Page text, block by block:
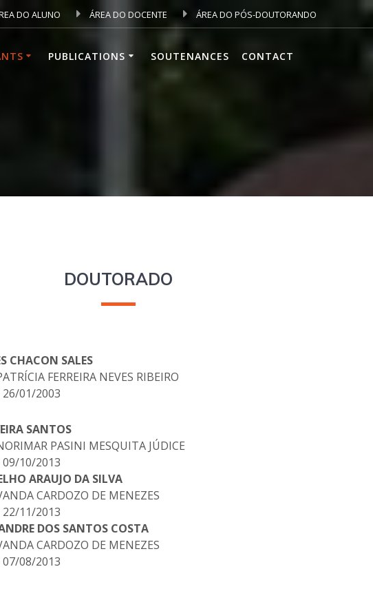
DO ALUNO ÁREA DO DOCENTE ÁREA DO PÓS-DOUTORANDO
PUBLICATIONS SOUTENANCES CONTACT
DOUTORADO
CHACON SALES
FERREIRA NEVES RIBEIRO
26/01/2003
SANTOS
PASINI MESQUITA JÚDICE
09/10/2013
ARAUJO DA SILVA
CARDOZO DE MENEZES
22/11/2013
DOS SANTOS COSTA
CARDOZO DE MENEZES
07/08/2013